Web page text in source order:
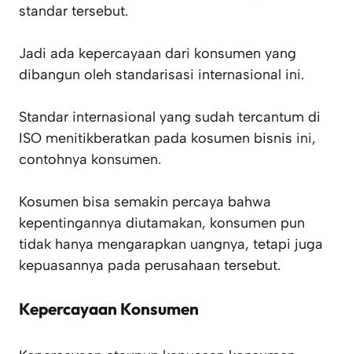
standar tersebut.
Jadi ada kepercayaan dari konsumen yang
dibangun oleh standarisasi internasional ini.
Standar internasional yang sudah tercantum di
ISO menitikberatkan pada kosumen bisnis ini,
contohnya konsumen.
Kosumen bisa semakin percaya bahwa
kepentingannya diutamakan, konsumen pun
tidak hanya mengarapkan uangnya, tetapi juga
kepuasannya pada perusahaan tersebut.
Kepercayaan Konsumen